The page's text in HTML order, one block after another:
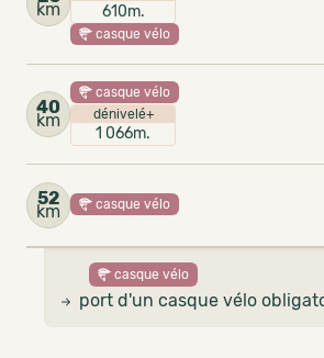
km 610m.
casque vélo
40
km
casque vélo
dénivelé+
1 066m.
52
km casque vélo
casque vélo
port d'un casque vélo